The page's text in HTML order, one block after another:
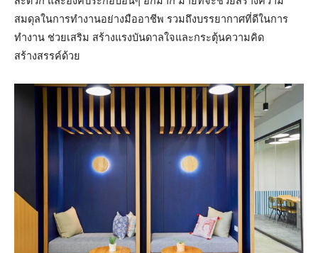
สมดุลในการทำงานอย่างมืออาชีพ รวมถึงบรรยากาศที่ดีในการ
ทำงาน ช่วยเสริม สร้างแรงบันดาลใจและกระตุ้นความคิด
สร้างสรรค์ด้วย